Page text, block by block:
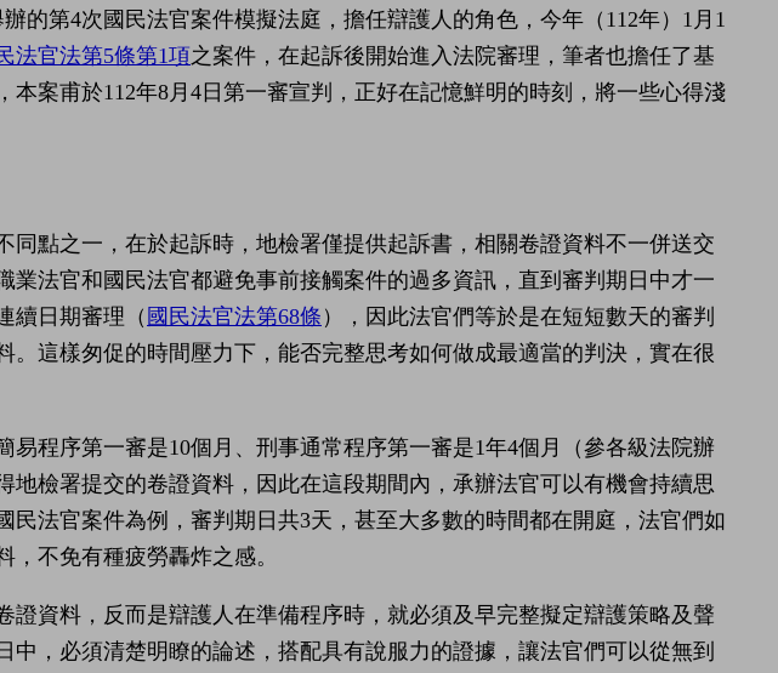
的第4次國民法官案件模擬法庭，擔任辯護人的角色，今年（112年）1月1
法官法第5條第1項之案件，在起訴後開始進入法院審理，筆者也擔任了基
本案甫於112年8月4日第一審宣判，正好在記憶鮮明的時刻，將一些心得淺
同點之一，在於起訴時，地檢署僅提供起訴書，相關卷證資料不一併送交
業法官和國民法官都避免事前接觸案件的過多資訊，直到審判期日中才一
續日期審理（ 國民法官法第68條 ），因此法官們等於是在短短數天的審判
。這樣匆促的時間壓力下，能否完整思考如何做成最適當的判決，實在很
易程序第一審是10個月、刑事通常程序第一審是1年4個月（參各級法院辦
地檢署提交的卷證資料，因此在這段期間內，承辦法官可以有機會持續思
民法官案件為例，審判期日共3天，甚至大多數的時間都在開庭，法官們如
不免有種疲勞轟炸之感。
證資料，反而是辯護人在準備程序時，就必須及早完整擬定辯護策略及聲
中，必須清楚明瞭的論述，搭配具有說服力的證據，讓法官們可以從無到